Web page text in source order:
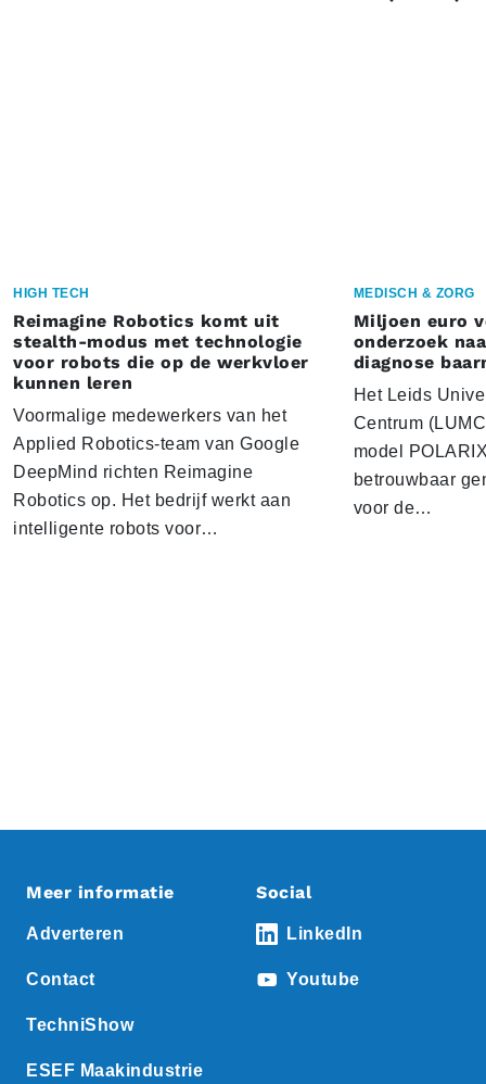
HIGH TECH
Reimagine Robotics komt uit
stealth-modus met technologie
voor robots die op de werkvloer
kunnen leren
Voormalige medewerkers van het
Applied Robotics-team van Google
DeepMind richten Reimagine
Robotics op. Het bedrijf werkt aan
intelligente robots voor…
MEDISCH & ZORG
Miljoen euro
onderzoek
diagnose
Het Leids
Centrum
model
betrouwbaar
voor de…
Meer informatie
Adverteren
Contact
TechniShow
ESEF Maakindustrie
Social
LinkedIn
Youtube